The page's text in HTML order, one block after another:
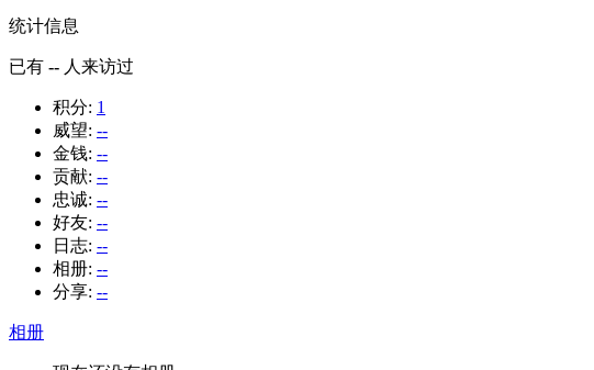
统计信息
已有 -- 人来访过
积分: 1
威望: --
金钱: --
贡献: --
忠诚: --
好友: --
日志: --
相册: --
分享: --
相册